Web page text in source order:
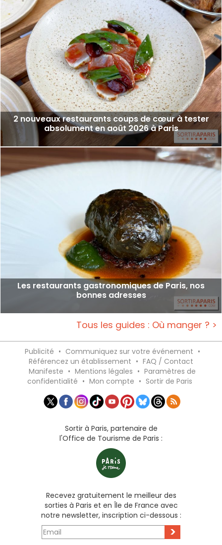
2 nouveaux restaurants coups de cœur à tester
absolument en août 2026 à Paris
Les restaurants gastronomiques de Paris, nos
bonnes adresses
Tous les guides : Où manger ? >
Publicité • Communiquez sur votre événement •
Référencez un établissement • FAQ / Contact
Manifeste • Mentions légales • Paramètres de
confidentialité • Mon compte • Sortir de Paris
Sortir à Paris, partenaire de
l'Office de Tourisme de Paris :
Recevez gratuitement le meilleur des
sorties à Paris et en Île de France avec
notre newsletter, inscription ci-dessous :
>